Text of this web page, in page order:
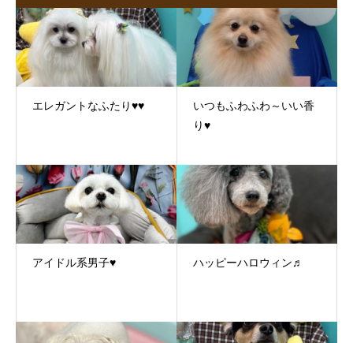
エレガントなふたり♥♥
いつもふわふわ～いい香
り♥
アイドル系男子♥ ハッピーハロウィン♬